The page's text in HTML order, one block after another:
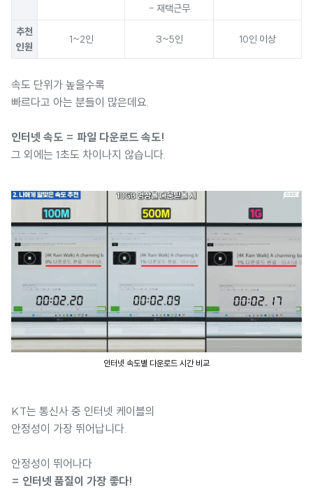
- 재택근무
추천
인원
1~2인 3~5인 10인 이상
속도 단위가 높을수록
빠르다고 아는 분들이 많은데요.
인터넷 속도 = 파일 다운로드 속도!
그 외에는 1초도 차이나지 않습니다.
인터넷 속도별 다운로드 시간 비교
KT는 통신사 중 인터넷 케이블의
안정성이 가장 뛰어납니다.
안정성이 뛰어나다
= 인터넷 품질이 가장 좋다!